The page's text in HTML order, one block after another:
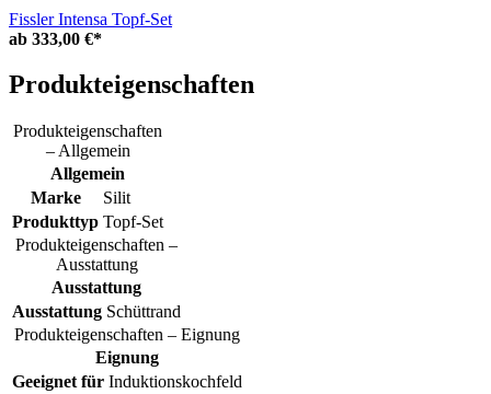
Fissler Intensa Topf-Set
ab 333,00 €*
Produkteigenschaften
Produkteigenschaften
– Allgemein
Allgemein
Marke
Silit
Produkttyp Topf-Set
Produkteigenschaften –
Ausstattung
Ausstattung
Ausstattung Schüttrand
Produkteigenschaften – Eignung
Eignung
Geeignet für Induktionskochfeld